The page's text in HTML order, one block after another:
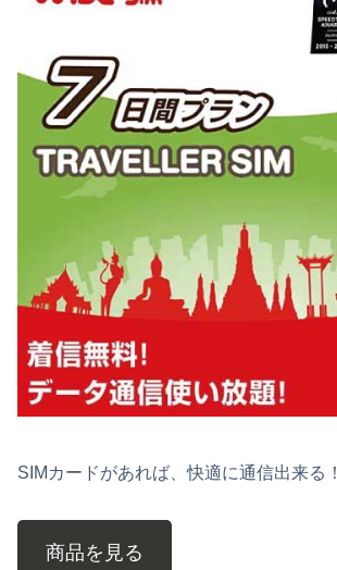
SIMカードがあれば、快適に通信出来る！
商品を見る